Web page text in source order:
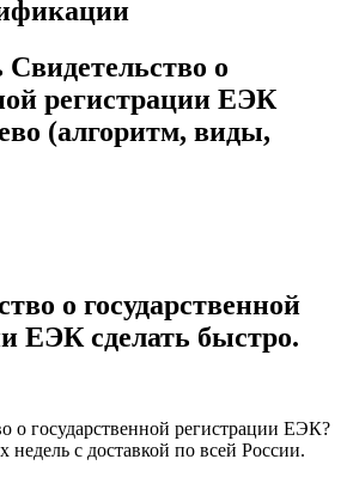
о
регистрации ЕЭК
(алгоритм, виды,
о государственной
ЕЭК сделать быстро.
о государственной регистрации ЕЭК?
недель с доставкой по всей России.